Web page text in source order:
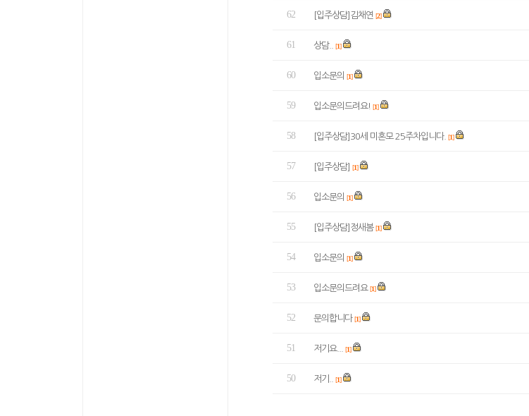
62 [입주상담]김채연 [2]
61 상담.. [1]
60 입소문의 [1]
59 입소문의드려요! [1]
58 [입주상담]30세 미혼모 25주차입니다. [1]
57 [입주상담] [1]
56 입소문의 [1]
55 [입주상담]정새봄 [1]
54 입소문의 [1]
53 입소문의드려요 [1]
52 문의합니다 [1]
51 저기요... [1]
50 저기.. [1]